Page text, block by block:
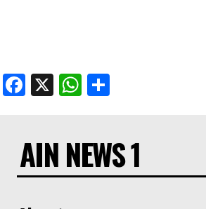
Facebook
X WhatsApp
AIN NEWS 1